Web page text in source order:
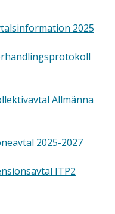
2025
Allmänna
2025-2027
ITP2